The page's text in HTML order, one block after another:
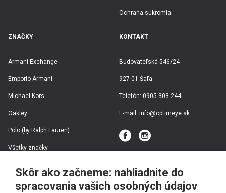
Ochrana súkromia
ZNAČKY
Armani Exchange
Emporio Armani
Michael Kors
Oakley
Polo (by Ralph Lauren)
Všetky značky
KONTAKT
Budovateľská 546/24
927 01 Šaľa
Telefón: 0905 303 244
E-mail: info@optimeye.sk
Skôr ako začneme: nahliadnite do
spracovania vašich osobných údajov